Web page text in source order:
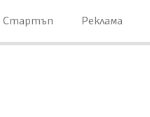
Стартъп Реклама